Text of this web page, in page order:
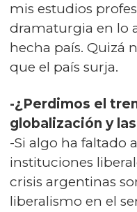
mis estudios
dramaturgia en lo
hecha país. Quizá
que el país surja.
-¿Perdimos el
globalización y
-Si algo ha faltado
instituciones
crisis argentinas
liberalismo en el